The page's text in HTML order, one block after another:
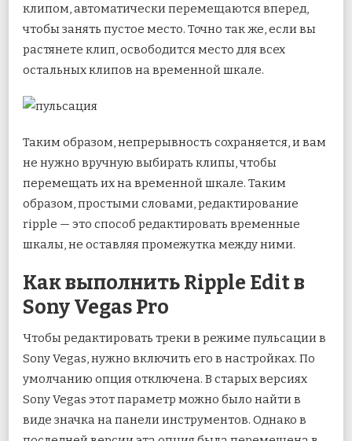
клипом, автоматически перемещаются вперед,
чтобы занять пустое место. Точно так же, если вы
растянете клип, освободится место для всех
остальных клипов на временной шкале.
Таким образом, непрерывность сохраняется, и вам
не нужно вручную выбирать клипы, чтобы
перемещать их на временной шкале. Таким
образом, простыми словами, редактирование
ripple — это способ редактировать временные
шкалы, не оставляя промежутка между ними.
Как выполнить Ripple Edit в
Sony Vegas Pro
Чтобы редактировать треки в режиме пульсации в
Sony Vegas, нужно включить его в настройках. По
умолчанию опция отключена. В старых версиях
Sony Vegas этот параметр можно было найти в
виде значка на панели инструментов. Однако в